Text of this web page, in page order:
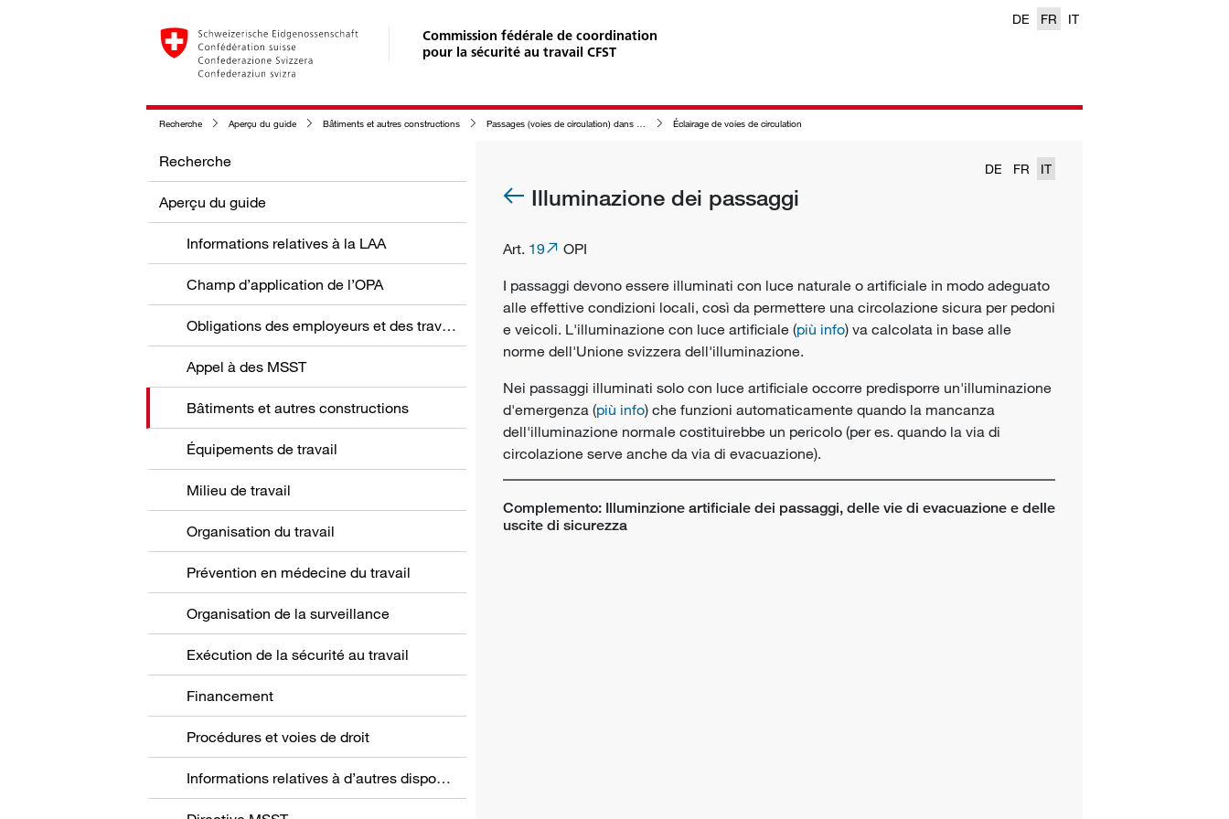
Commission fédérale de coordination
pour la sécurité au travail CFST
DE FR IT
Recherche Aperçu du guide Bâtiments et autres constructions Passages (voies de circulation) dans les bâtiments et les autres constructions ainsi que dans leur enceinte Éclairage de voies de circulation
Recherche
Aperçu du guide
Informations relatives à la LAA
Champ d’application de l’OPA
Obligations des employeurs et des travailleurs
Appel à des MSST
Bâtiments et autres constructions
Équipements de travail
Milieu de travail
Organisation du travail
Prévention en médecine du travail
Organisation de la surveillance
Exécution de la sécurité au travail
Financement
Procédures et voies de droit
Informations relatives à d’autres dispositions
DE FR IT
Illuminazione dei passaggi
Art. 19
OPI
I passaggi devono essere illuminati con luce naturale o artificiale in modo adeguato
alle effettive condizioni locali, così da permettere una circolazione sicura per pedoni
e veicoli. L'illuminazione con luce artificiale (più info) va calcolata in base alle
norme dell'Unione svizzera dell'illuminazione.
Nei passaggi illuminati solo con luce artificiale occorre predisporre un'illuminazione
d'emergenza (più info) che funzioni automaticamente quando la mancanza
dell'illuminazione normale costituirebbe un pericolo (per es. quando la via di
circolazione serve anche da via di evacuazione).
Complemento: Illuminzione artificiale dei passaggi, delle vie di evacuazione e delle
uscite di sicurezza